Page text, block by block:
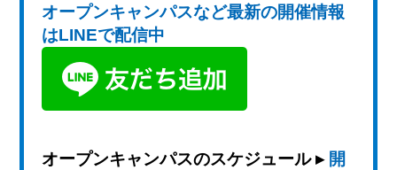
オープンキャンパスなど最新の開催情報
はLINEで配信中
オープンキャンパスのスケジュール ▸ 開